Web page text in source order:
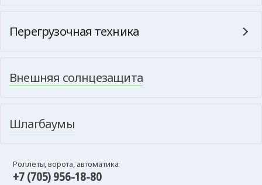
Перегрузочная техника
Внешняя солнцезащита
Шлагбаумы
Роллеты, ворота, автоматика:
+7 (705) 956-18-80